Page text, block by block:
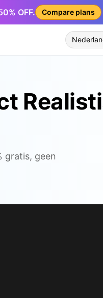
OFF. Compare plans
gratis, geen